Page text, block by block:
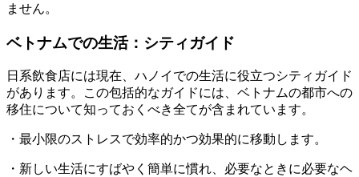
ません。
ベトナムでの生活：シティガイド
日系飲食店には現在、ハノイでの生活に役立つシティガイド
があります。この包括的なガイドには、ベトナムの都市への
移住について知っておくべき全てが含まれています。
・最小限のストレスで効率的かつ効果的に移動します。
・新しい生活にすばやく簡単に慣れ、必要なときに必要なヘ